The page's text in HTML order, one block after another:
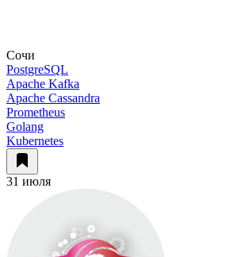
Сочи
PostgreSQL
Apache Kafka
Apache Cassandra
Prometheus
Golang
Kubernetes
31 июля